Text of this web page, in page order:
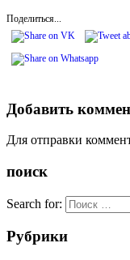
Поделиться...
Добавить
Для отправки
поиск
Search for:
Рубрики